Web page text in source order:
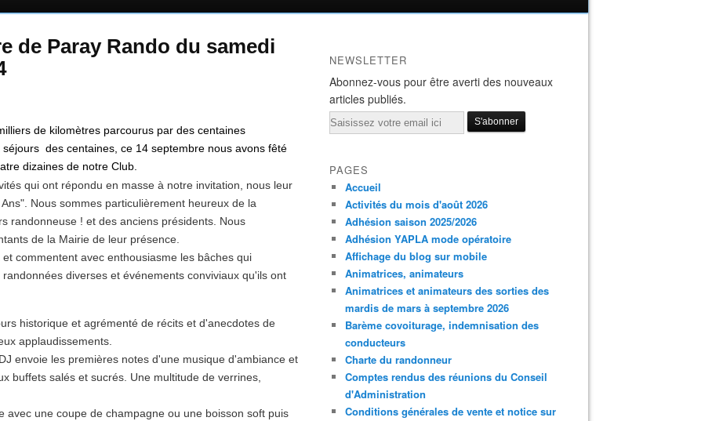
de Paray Rando du samedi
de kilomètres parcourus par des centaines
des centaines, ce 14 septembre nous avons fêté
dizaines de notre Club.
qui ont répondu en masse à notre invitation, nous leur
Nous sommes particulièrement heureux de la
randonneuse ! et des anciens présidents. Nous
de la Mairie de leur présence.
commentent avec enthousiasme les bâches qui
diverses et événements conviviaux qu'ils ont
historique et agrémenté de récits et d'anecdotes de
applaudissements.
envoie les premières notes d'une musique d'ambiance et
buffets salés et sucrés. Une multitude de verrines,
avec une coupe de champagne ou une boisson soft puis
NEWSLETTER
Abonnez-vous pour être averti des nouveaux
articles publiés.
Email
PAGES
Accueil
Activités du mois d'août 2026
Adhésion saison 2025/2026
Adhésion YAPLA mode opératoire
Affichage du blog sur mobile
Animatrices, animateurs
Animatrices et animateurs des sorties des
mardis de mars à septembre 2026
Barème covoiturage, indemnisation des
conducteurs
Charte du randonneur
Comptes rendus des réunions du Conseil
d'Administration
Conditions générales de vente et notice sur